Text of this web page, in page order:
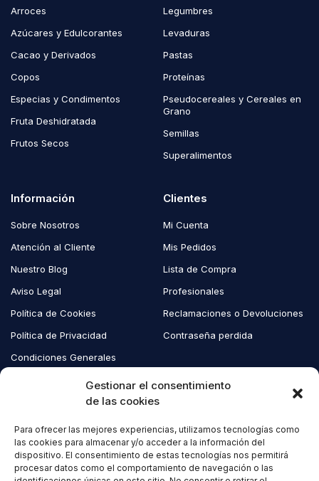
Gestionar el consentimiento
de las cookies
Para ofrecer las mejores experiencias, utilizamos tecnologías como
las cookies para almacenar y/o acceder a la información del
dispositivo. El consentimiento de estas tecnologías nos permitirá
procesar datos como el comportamiento de navegación o las
Arroces
Azúcares y Edulcorantes
Cacao y Derivados
Copos
Especias y Condimentos
Fruta Deshidratada
Frutos Secos
Legumbres
Levaduras
Pastas
Proteínas
Pseudocereales y Cereales en
Grano
Semillas
Superalimentos
Información
Sobre Nosotros
Atención al Cliente
Nuestro Blog
Aviso Legal
Política de Cookies
Política de Privacidad
Condiciones Generales
Clientes
Mi Cuenta
Mis Pedidos
Lista de Compra
Profesionales
Reclamaciones o Devoluciones
Contraseña perdida
Copyright © 2023 EcoAndes. Todos los derechos reservados.